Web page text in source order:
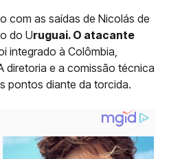
com as saídas de Nicolás de
do Uruguai. O atacante
integrado à Colômbia,
diretoria e a comissão técnica
pontos diante da torcida.